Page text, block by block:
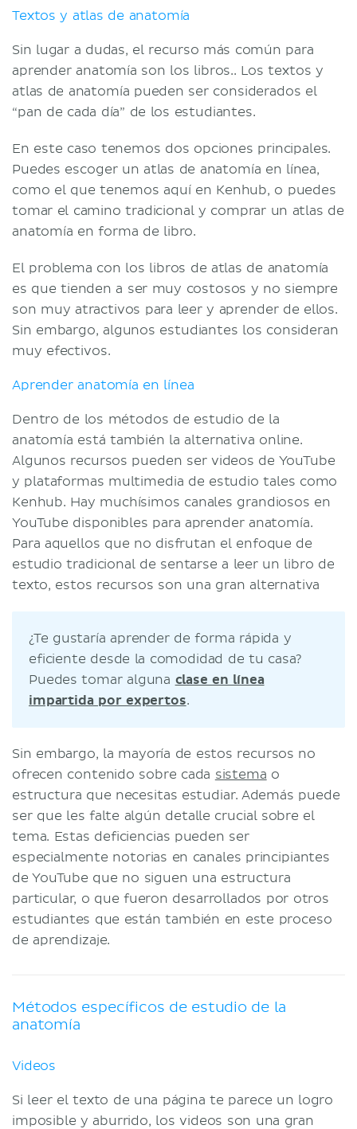
Textos y atlas de anatomía
Sin lugar a dudas, el recurso más común para
aprender anatomía son los libros.. Los textos y
atlas de anatomía pueden ser considerados el
“pan de cada día” de los estudiantes.
En este caso tenemos dos opciones principales.
Puedes escoger un atlas de anatomía en línea,
como el que tenemos aquí en Kenhub, o puedes
tomar el camino tradicional y comprar un atlas de
anatomía en forma de libro.
El problema con los libros de atlas de anatomía
es que tienden a ser muy costosos y no siempre
son muy atractivos para leer y aprender de ellos.
Sin embargo, algunos estudiantes los consideran
muy efectivos.
Aprender anatomía en línea
Dentro de los métodos de estudio de la
anatomía está también la alternativa online.
Algunos recursos pueden ser videos de YouTube
y plataformas multimedia de estudio tales como
Kenhub. Hay muchísimos canales grandiosos en
YouTube disponibles para aprender anatomía.
Para aquellos que no disfrutan el enfoque de
estudio tradicional de sentarse a leer un libro de
texto, estos recursos son una gran alternativa
¿Te gustaría aprender de forma rápida y
eficiente desde la comodidad de tu casa?
Puedes tomar alguna clase en línea
impartida por expertos.
Sin embargo, la mayoría de estos recursos no
ofrecen contenido sobre cada sistema o
estructura que necesitas estudiar. Además puede
ser que les falte algún detalle crucial sobre el
tema. Estas deficiencias pueden ser
especialmente notorias en canales principiantes
de YouTube que no siguen una estructura
particular, o que fueron desarrollados por otros
estudiantes que están también en este proceso
de aprendizaje.
Métodos específicos de estudio de la
anatomía
Videos
Si leer el texto de una página te parece un logro
imposible y aburrido, los videos son una gran